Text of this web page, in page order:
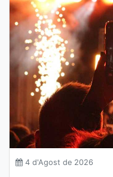
4 d'Agost de 2026